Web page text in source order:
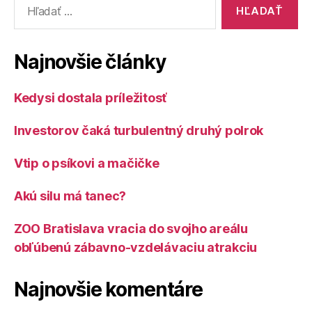
Najnovšie články
Kedysi dostala príležitosť
Investorov čaká turbulentný druhý polrok
Vtip o psíkovi a mačičke
Akú silu má tanec?
ZOO Bratislava vracia do svojho areálu
obľúbenú zábavno-vzdelávaciu atrakciu
Najnovšie komentáre